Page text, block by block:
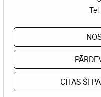
CITAS ŠĪ